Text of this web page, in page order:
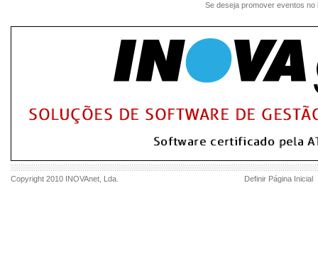
Se deseja promover eventos no
Copyright 2010 INOVAnet , Lda. Definir Página Inicial